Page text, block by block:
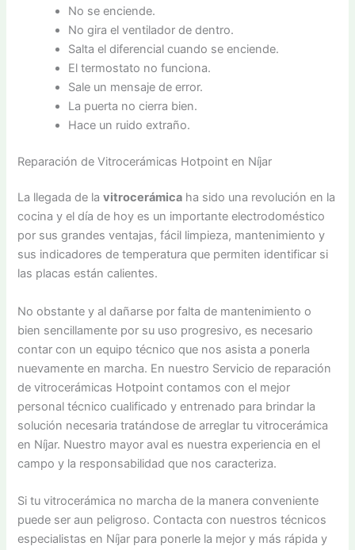
No se enciende.
No gira el ventilador de dentro.
Salta el diferencial cuando se enciende.
El termostato no funciona.
Sale un mensaje de error.
La puerta no cierra bien.
Hace un ruido extraño.
Reparación de Vitrocerámicas Hotpoint en Níjar
La llegada de lavitrocerámica ha sido una revolución en la
cocina y el día de hoy es un importante electrodoméstico
por sus grandes ventajas, fácil limpieza, mantenimiento y
sus indicadores de temperatura que permiten identificar si
las placas están calientes.
No obstante y al dañarse por falta de mantenimiento o
bien sencillamente por su uso progresivo, es necesario
contar con un equipo técnico que nos asista a ponerla
nuevamente en marcha. En nuestro Servicio de reparación
de vitrocerámicas Hotpoint contamos con el mejor
personal técnico cualificado y entrenado para brindar la
solución necesaria tratándose de arreglar tu vitrocerámica
en Níjar. Nuestro mayor aval es nuestra experiencia en el
campo y la responsabilidad que nos caracteriza.
Si tu vitrocerámica no marcha de la manera conveniente
puede ser aun peligroso. Contacta con nuestros técnicos
especialistas en Níjar para ponerle la mejor y más rápida y